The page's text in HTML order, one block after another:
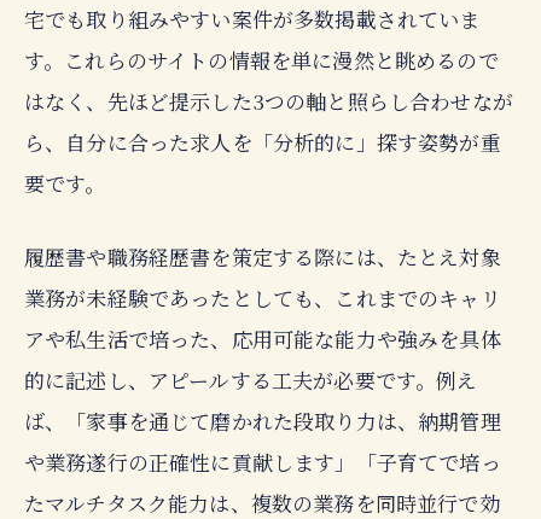
宅でも取り組みやすい案件が多数掲載されていま
す。これらのサイトの情報を単に漫然と眺めるので
はなく、先ほど提示した3つの軸と照らし合わせなが
ら、自分に合った求人を「分析的に」探す姿勢が重
要です。
履歴書や職務経歴書を策定する際には、たとえ対象
業務が未経験であったとしても、これまでのキャリ
アや私生活で培った、応用可能な能力や強みを具体
的に記述し、アピールする工夫が必要です。例え
ば、「家事を通じて磨かれた段取り力は、納期管理
や業務遂行の正確性に貢献します」「子育てで培っ
たマルチタスク能力は、複数の業務を同時並行で効